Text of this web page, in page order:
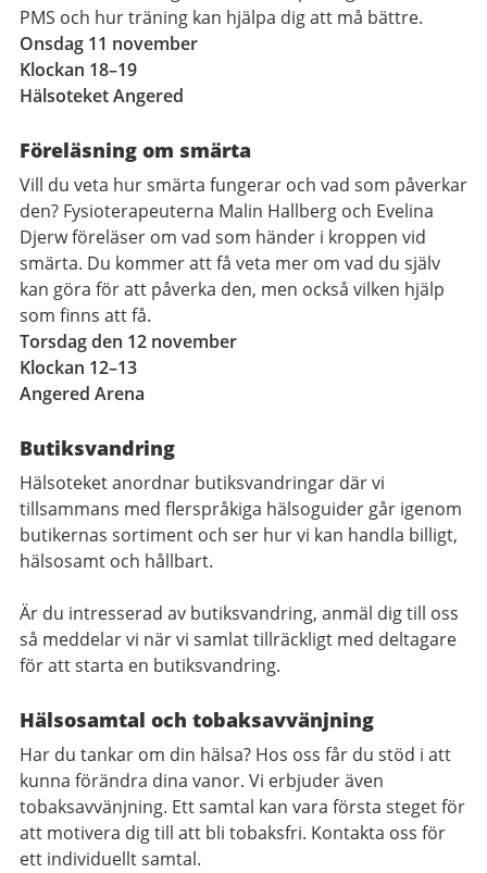
PMS och hur träning kan hjälpa dig att må bättre.
Onsdag 11 november
Klockan 18–19
Hälsoteket Angered
Föreläsning om smärta
Vill du veta hur smärta fungerar och vad som påverkar
den? Fysioterapeuterna Malin Hallberg och Evelina
Djerw föreläser om vad som händer i kroppen vid
smärta. Du kommer att få veta mer om vad du själv
kan göra för att påverka den, men också vilken hjälp
som finns att få.
Torsdag den 12 november
Klockan 12–13
Angered Arena
Butiksvandring
Hälsoteket anordnar butiksvandringar där vi
tillsammans med flerspråkiga hälsoguider går igenom
butikernas sortiment och ser hur vi kan handla billigt,
hälsosamt och hållbart.
Är du intresserad av butiksvandring, anmäl dig till oss
så meddelar vi när vi samlat tillräckligt med deltagare
för att starta en butiksvandring.
Hälsosamtal och tobaksavvänjning
Har du tankar om din hälsa? Hos oss får du stöd i att
kunna förändra dina vanor. Vi erbjuder även
tobaksavvänjning. Ett samtal kan vara första steget för
att motivera dig till att bli tobaksfri. Kontakta oss för
ett individuellt samtal.